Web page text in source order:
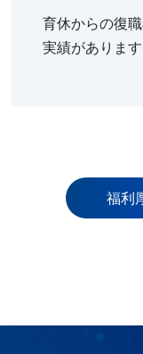
育休からの復
実績があります
福利